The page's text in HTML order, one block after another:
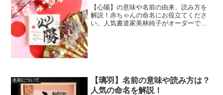
【心陽】の意味や名前の由来、読み方を
解説！赤ちゃんの命名にお役立てくださ
い。人気書道家美林純子がオーダーで代
名前について
【璃羽】名前の意味や読み方は？
人気の命名を解説！